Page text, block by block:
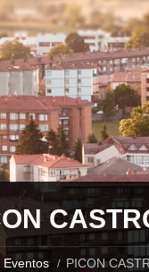
Eventos PICON